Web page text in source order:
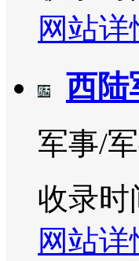
网站详
西陆
军事/
收录时
网站详